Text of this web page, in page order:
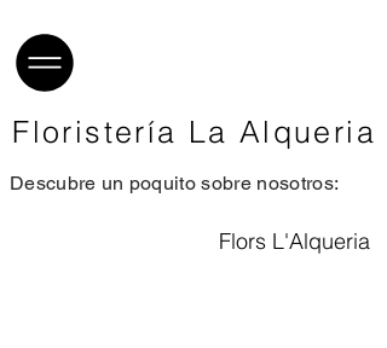
Floristería La Alqueria
Descubre un poquito sobre nosotros:
Flors L'Alqueria